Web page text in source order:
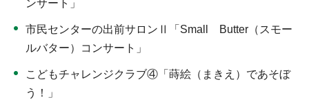
ンサート」
市民センターの出前サロンⅡ「Small Butter（スモー
ルバター）コンサート」
こどもチャレンジクラブ④「蒔絵（まきえ）であそぼ
う！」